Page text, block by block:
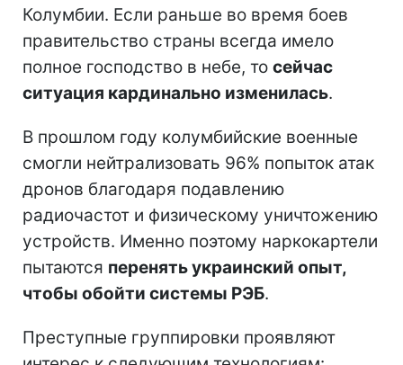
Колумбии. Если раньше во время боев
правительство страны всегда имело
полное господство в небе, то сейчас
ситуация кардинально изменилась.
В прошлом году колумбийские военные
смогли нейтрализовать 96% попыток атак
дронов благодаря подавлению
радиочастот и физическому уничтожению
устройств. Именно поэтому наркокартели
пытаются перенять украинский опыт,
чтобы обойти системы РЭБ.
Преступные группировки проявляют